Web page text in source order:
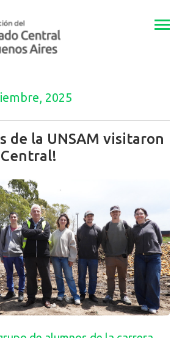
2025
de la UNSAM visitaron